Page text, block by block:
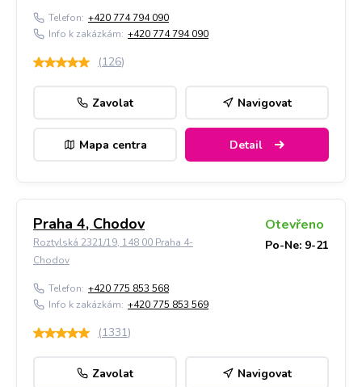
Telefon: +420 774 794 090
Info k zakázkám: +420 774 794 090
(126)
Zavolat Navigovat
Mapa centra Detail
Praha 4, Chodov
Roztylská 2321/19, 148 00 Praha 4-
Chodov
Otevřeno
Po-Ne: 9-21
Telefon: +420 775 853 568
Info k zakázkám: +420 775 853 569
(1331)
Zavolat Navigovat